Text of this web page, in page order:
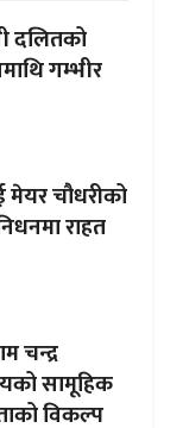
दलितको
गम्भीर
मेयर चौधरीको
राहत
चन्द्र
सामूहिक
विकल्प